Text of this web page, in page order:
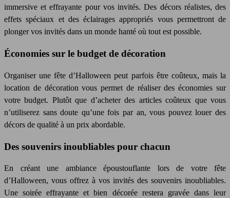
immersive et effrayante pour vos invités. Des décors réalistes, des
effets spéciaux et des éclairages appropriés vous permettront de
plonger vos invités dans un monde hanté où tout est possible.
Économies sur le budget de décoration
Organiser une fête d’Halloween peut parfois être coûteux, mais la
location de décoration vous permet de réaliser des économies sur
votre budget. Plutôt que d’acheter des articles coûteux que vous
n’utiliserez sans doute qu’une fois par an, vous pouvez louer des
décors de qualité à un prix abordable.
Des souvenirs inoubliables pour chacun
En créant une ambiance époustouflante lors de votre fête
d’Halloween, vous offrez à vos invités des souvenirs inoubliables.
Une soirée effrayante et bien décorée restera gravée dans leur